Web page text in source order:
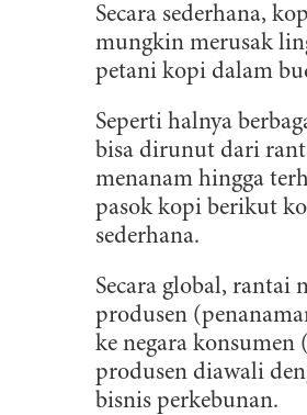
Secara sederhana,
mungkin merusak
petani kopi dalam
Seperti halnya
bisa dirunut dari
menanam hingga
pasok kopi berikut
sederhana.
Secara global,
produsen
ke negara konsumen (
produsen diawali
bisnis perkebunan.